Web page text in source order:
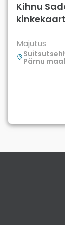
Kihnu
kinkekaart
Majutus
Pärnu